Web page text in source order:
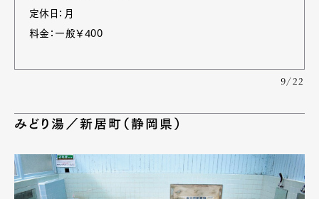
定休日：月
料金：一般￥400
9/22
みどり湯／新居町（静岡県）